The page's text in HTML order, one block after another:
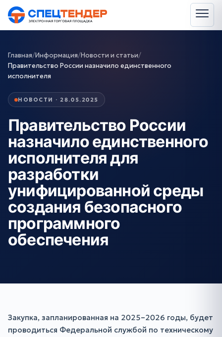
Главная/Информация/Новости и статьи/
Правительство России назначило единственного
исполнителя
НОВОСТИ · 28.05.2025
Правительство России
назначило единственного
исполнителя для
разработки
унифицированной среды
создания безопасного
программного
обеспечения
Закупка, запланированная на 2025–2026 годы, будет
проводиться Федеральной службой по техническому